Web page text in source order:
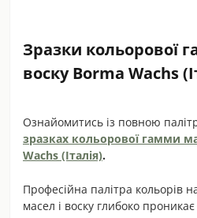
Зразки кольорової
воску Borma Wachs
Ознайомитись із повною
зразках кольорової гамми
Wachs (Італія).
Професійна палітра кольорів
масел і воску глибоко